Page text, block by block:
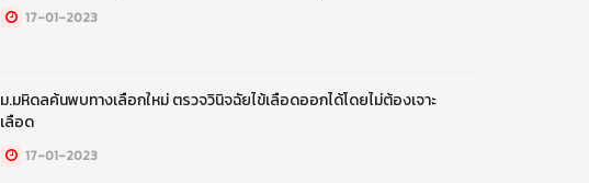
17-01-2023
ม.มหิดลค้นพบทางเลือกใหม่ ตรวจวินิจฉัยไข้เลือดออกได้โดยไม่ต้องเจาะ
เลือด
17-01-2023